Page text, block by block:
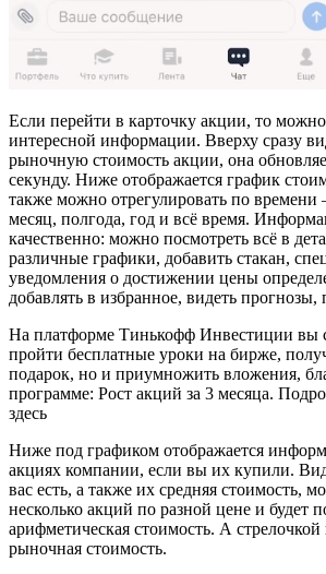
Если перейти в карточку акции, то
интересной информации. Вверху сразу
рыночную стоимость акции, она
секунду. Ниже отображается график
также можно отрегулировать по
месяц, полгода, год и всё время.
качественно: можно посмотреть всё в
различные графики, добавить стакан,
уведомления о достижении цены
добавлять в избранное, видеть прогнозы,
На платформе Тинькофф Инвестиции вы
пройти бесплатные уроки на бирже,
подарок, но и приумножить вложения,
программе: Рост акций за 3 месяца.
здесь
Ниже под графиком отображается
акциях компании, если вы их купили.
вас есть, а также их средняя стоимость,
несколько акций по разной цене и будет
арифметическая стоимость. А стрелочкой
рыночная стоимость.